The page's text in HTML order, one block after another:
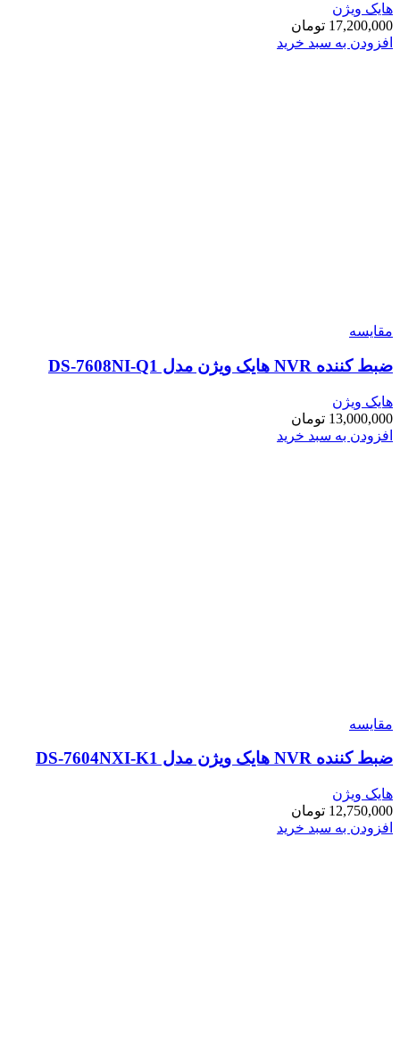
هایک ویژن
17,200,000 تومان
افزودن به سبد خرید
مقایسه
ضبط کننده NVR هایک ویژن مدل DS-7608NI-Q1
هایک ویژن
13,000,000 تومان
افزودن به سبد خرید
مقایسه
ضبط کننده NVR هایک ویژن مدل DS-7604NXI-K1
هایک ویژن
12,750,000 تومان
افزودن به سبد خرید